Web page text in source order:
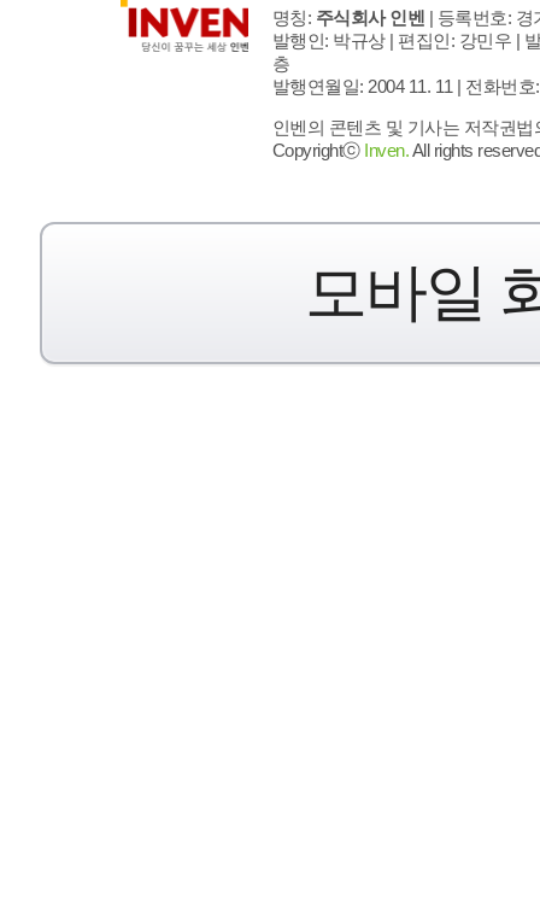
명칭: 주식회사 인벤 | 등록번호: 경
발행인: 박규상 | 편집인: 강민우 |
층
발행연월일: 2004 11. 11 | 전화번호
인벤의 콘텐츠 및 기사는 저작권
Copyrightⓒ Inven.All rights
모바일